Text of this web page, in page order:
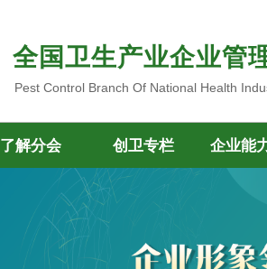
全国卫生产业企业管
Pest Control Branch Of National Health
了解分会 创卫专栏 企业能